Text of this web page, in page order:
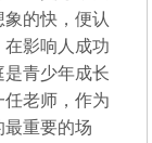
的快，便认
影响人成功
青少年成长
老师，作为
重要的场